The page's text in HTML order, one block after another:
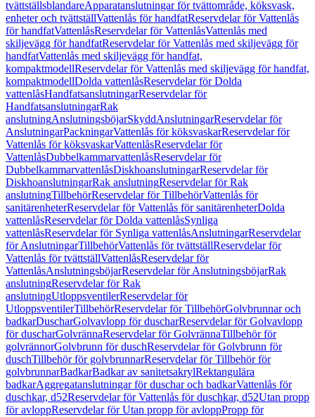
tvättställsblandareApparatanslutningar för tvättområde, köksvask,
enheter och tvättställVattenlås för handfatReservdelar för Vattenlås
för handfatVattenlåsReservdelar för VattenlåsVattenlås med
skiljevägg för handfatReservdelar för Vattenlås med skiljevägg för
handfatVattenlås med skiljevägg för handfat,
kompaktmodellReservdelar för Vattenlås med skiljevägg för handfat,
kompaktmodellDolda vattenlåsReservdelar för Dolda
vattenlåsHandfatsanslutningarReservdelar för
HandfatsanslutningarRak
anslutningAnslutningsböjarSkyddAnslutningarReservdelar för
AnslutningarPackningarVattenlås för köksvaskarReservdelar för
Vattenlås för köksvaskarVattenlåsReservdelar för
VattenlåsDubbelkammarvattenlåsReservdelar för
DubbelkammarvattenlåsDiskhoanslutningarReservdelar för
DiskhoanslutningarRak anslutningReservdelar för Rak
anslutningTillbehörReservdelar för TillbehörVattenlås för
sanitärenheterReservdelar för Vattenlås för sanitärenheterDolda
vattenlåsReservdelar för Dolda vattenlåsSynliga
vattenlåsReservdelar för Synliga vattenlåsAnslutningarReservdelar
för AnslutningarTillbehörVattenlås för tvättställReservdelar för
Vattenlås för tvättställVattenlåsReservdelar för
VattenlåsAnslutningsböjarReservdelar för AnslutningsböjarRak
anslutningReservdelar för Rak
anslutningUtloppsventilerReservdelar för
UtloppsventilerTillbehörReservdelar för TillbehörGolvbrunnar och
badkarDuscharGolvavlopp för duscharReservdelar för Golvavlopp
för duscharGolvrännaReservdelar för GolvrännaTillbehör för
golvrännorGolvbrunn för duschReservdelar för Golvbrunn för
duschTillbehör för golvbrunnarReservdelar för Tillbehör för
golvbrunnarBadkarBadkar av sanitetsakrylRektangulära
badkarAggregatanslutningar för duschar och badkarVattenlås för
duschkar, d52Reservdelar för Vattenlås för duschkar, d52Utan propp
för avloppReservdelar för Utan propp för avloppPropp för